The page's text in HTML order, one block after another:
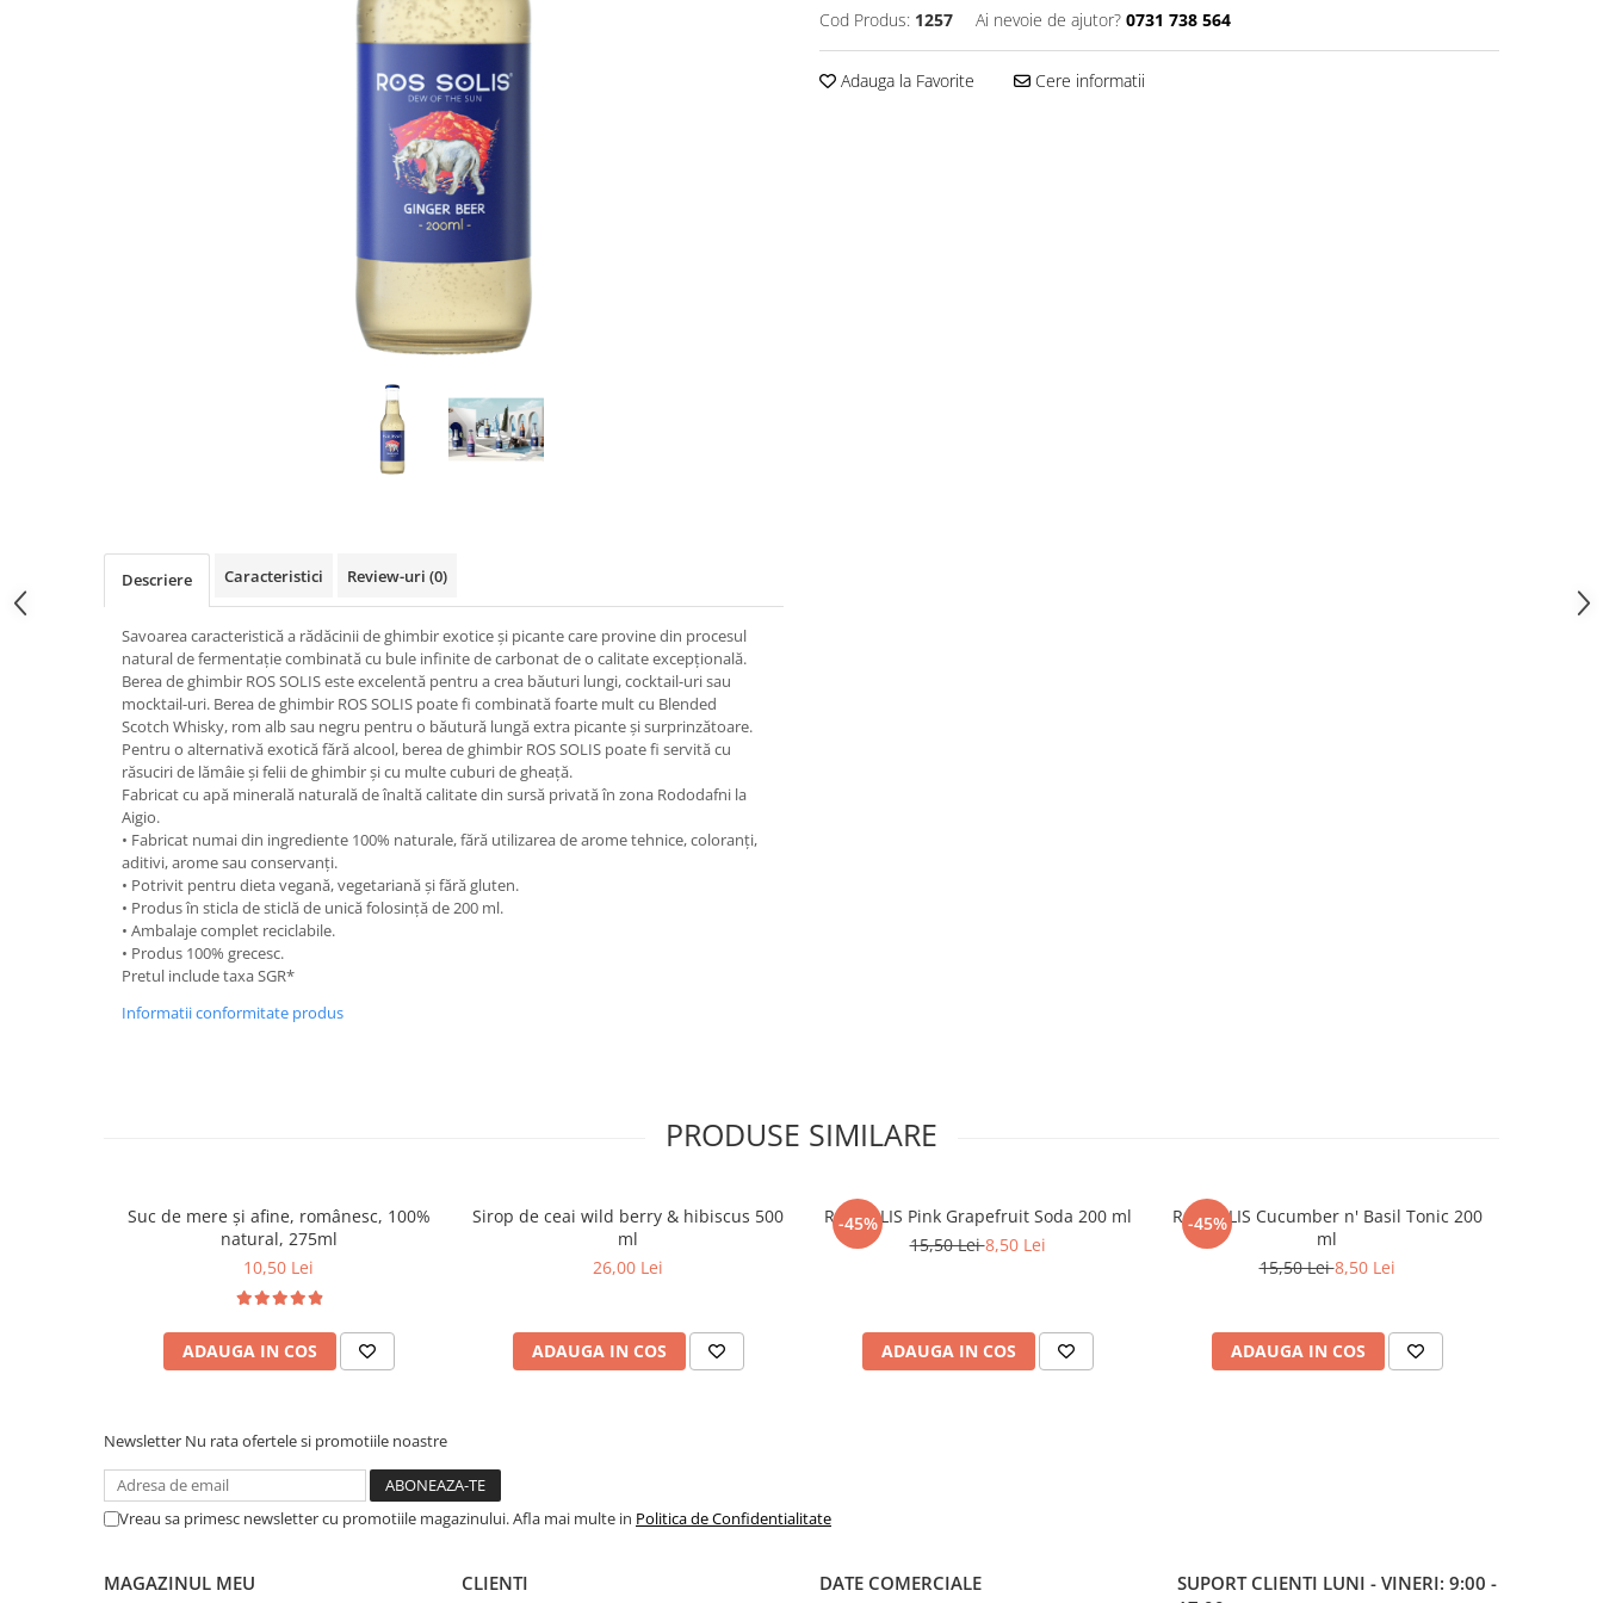
Cod Produs: 1257 Ai nevoie de ajutor? 0731 738 564
Adauga la Favorite Cere informatii
Descriere Caracteristici Review-uri (0)
Savoarea caracteristică a rădăcinii de ghimbir exotice și picante care provine din procesul
natural de fermentație combinată cu bule infinite de carbonat de o calitate excepțională.
Berea de ghimbir ROS SOLIS este excelentă pentru a crea băuturi lungi, cocktail-uri sau
mocktail-uri. Berea de ghimbir ROS SOLIS poate fi combinată foarte mult cu Blended
Scotch Whisky, rom alb sau negru pentru o băutură lungă extra picante și surprinzătoare.
Pentru o alternativă exotică fără alcool, berea de ghimbir ROS SOLIS poate fi servită cu
răsuciri de lămâie și felii de ghimbir și cu multe cuburi de gheață.
Fabricat cu apă minerală naturală de înaltă calitate din sursă privată în zona Rododafni la
Aigio.
• Fabricat numai din ingrediente 100% naturale, fără utilizarea de arome tehnice, coloranți,
aditivi, arome sau conservanți.
• Potrivit pentru dieta vegană, vegetariană și fără gluten.
• Produs în sticla de sticlă de unică folosință de 200 ml.
• Ambalaje complet reciclabile.
• Produs 100% grecesc.
Pretul include taxa SGR*
Informatii conformitate produs
PRODUSE SIMILARE
Suc de mere şi afine, românesc, 100%
natural, 275ml
10,50 Lei
ADAUGA IN COS
Sirop de ceai wild berry & hibiscus 500
ml
26,00 Lei
ADAUGA IN COS
-45%
ROSSOLIS Pink Grapefruit Soda 200 ml
15,50 Lei8,50 Lei
ADAUGA IN COS
-45%
ROSSOLIS Cucumber n' Basil Tonic 200
ml
15,50 Lei8,50 Lei
ADAUGA IN COS
Newsletter Nu rata ofertele si promotiile noastre
Vreau sa primesc newsletter cu promotiile magazinului. Afla mai multe in Politica de Confidentialitate
MAGAZINUL MEU CLIENTI DATE COMERCIALE SUPORT CLIENTI LUNI - VINERI: 9:00 -